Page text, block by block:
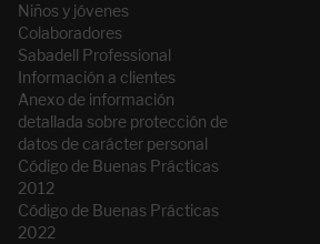
Niños y jóvenes
Colaboradores
Sabadell Professional
Información a clientes
Anexo de información
detallada sobre protección de
datos de carácter personal
Código de Buenas Prácticas
2012
Código de Buenas Prácticas
2022